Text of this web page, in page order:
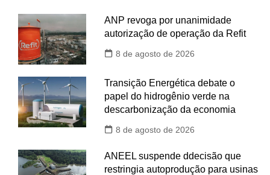
ANP revoga por unanimidade
autorização de operação da Refit
8 de agosto de 2026
Transição Energética debate o
papel do hidrogênio verde na
descarbonização da economia
8 de agosto de 2026
ANEEL suspende ddecisão que
restringia autoprodução para usinas